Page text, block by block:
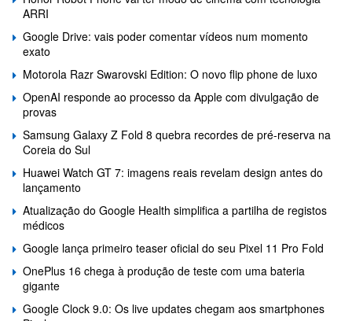
ARRI
Google Drive: vais poder comentar vídeos num momento
exato
Motorola Razr Swarovski Edition: O novo flip phone de luxo
OpenAI responde ao processo da Apple com divulgação de
provas
Samsung Galaxy Z Fold 8 quebra recordes de pré-reserva na
Coreia do Sul
Huawei Watch GT 7: imagens reais revelam design antes do
lançamento
Atualização do Google Health simplifica a partilha de registos
médicos
Google lança primeiro teaser oficial do seu Pixel 11 Pro Fold
OnePlus 16 chega à produção de teste com uma bateria
gigante
Google Clock 9.0: Os live updates chegam aos smartphones